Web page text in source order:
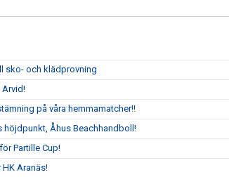
sko- och klädprovning
Arvid!
på våra hemmamatcher!!
höjdpunkt, Åhus Beachhandboll!
Partille Cup!
Aranäs!